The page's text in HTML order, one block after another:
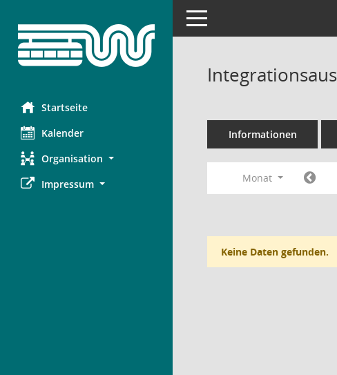
Startseite
Kalender
Organisation
Impressum
Toggle navigation
Informationen
Monat
Keine Daten gefunden.